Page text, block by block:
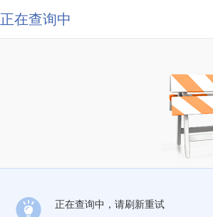
正在查询中
正在查询中，请刷新重试